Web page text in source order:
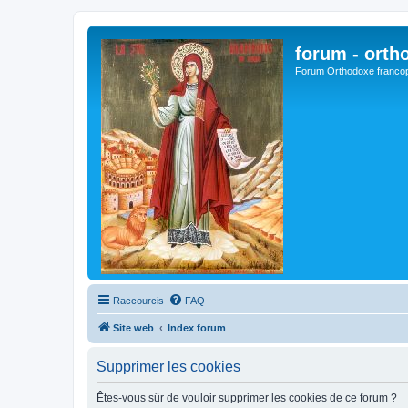
forum -
Forum Orthodoxe
Raccourcis FAQ
Site web Index forum
Supprimer les cookies
Êtes-vous sûr de vouloir supprimer les cookies de ce forum ?